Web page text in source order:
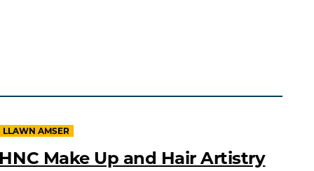
LLAWN AMSER
HNC Make Up and Hair Artistry